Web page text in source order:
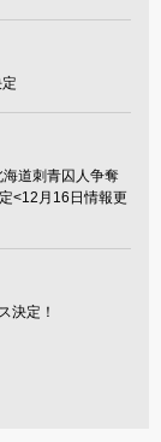
道刺青囚人争奪
<12月16日情報更
決定！